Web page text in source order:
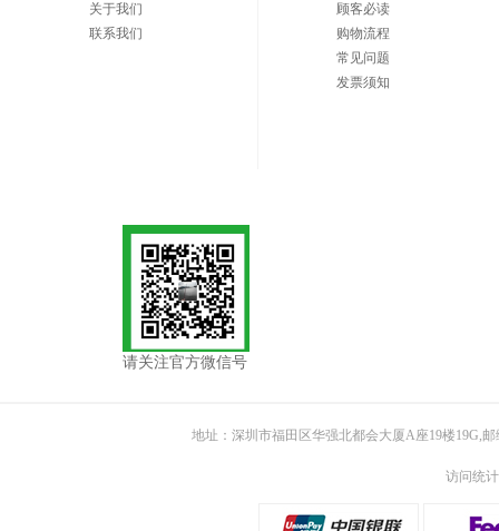
关于我们
联系我们
顾客必读
购物流程
常见问题
发票须知
请关注官方微信号
地址：深圳市福田区华强北都会大厦A座19楼19G,
访问统